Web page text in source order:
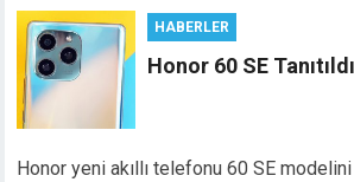
HABERLER
Honor 60 SE Tanıtıldı
Honor yeni akıllı telefonu 60 SE